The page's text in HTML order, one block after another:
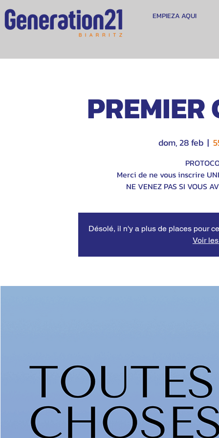
EMPIEZA AQUI
dom, 28 feb
  |
Merci de ne vous inscrire
NE VENEZ PAS SI VOUS
Désolé, il n'y a plus de places pour
Voir